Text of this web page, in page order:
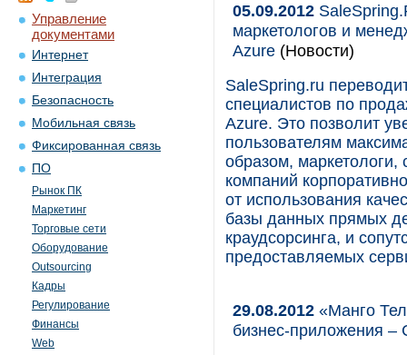
Управление
документами
Интернет
Интеграция
Безопасность
Мобильная связь
Фиксированная связь
ПО
Рынок ПК
Маркетинг
Торговые сети
Оборудование
Outsourcing
Кадры
Регулирование
Финансы
Web
05.09.2012
маркетологов и
Azure (Новости)
SaleSpring.ru
специалистов по
Azure. Это позволит
пользователям
образом,
компаний
от использования
базы данных прямых
краудсорсинга, и
предоставляемых
29.08.2012 «Манго
бизнес-приложения